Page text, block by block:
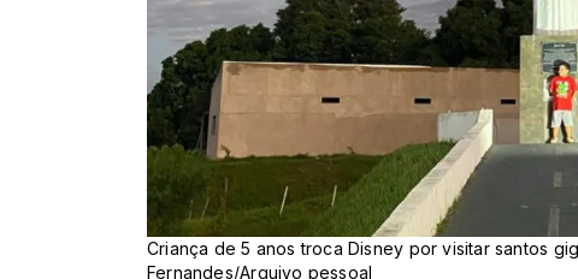
Criança de 5 anos troca Disney por visitar santos
Fernandes/Arquivo pessoal